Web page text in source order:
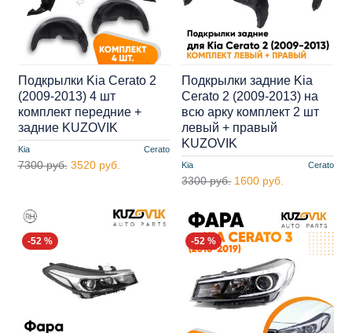
Kia Cerato
Подкрылки Kia Cerato 2
(2009-2013) 4 шт
комплект передние +
задние KUZOVIK
7300 руб. 3520 руб. Kia Cerato
Подкрылки задние Kia
Cerato 2 (2009-2013) на
всю арку комплект 2 шт
левый + правый
KUZOVIK
3300 руб. 1600 руб.
-52 % -52 %